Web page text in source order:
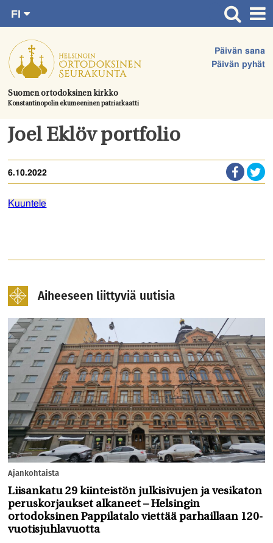
suoraan
sisältöön.
Suomen ortodoksinen kirkko
Konstantinopolin ekumeeninen patriarkaatti
Päivän sana
Päivän pyhät
FI
SV
EN
UA
Etusivu
Ajankohtaista
Juhlat & toimitukset
Kirkot
Tule mukaan
Hautausmaa
Joel Eklöv portfolio
6.10.2022
Kuuntele
Aiheeseen liittyviä uutisia
Ajankohtaista
Liisankatu 29 kiinteistön julkisivujen ja vesikaton
peruskorjaukset alkaneet – Helsingin
ortodoksinen Pappilatalo viettää parhaillaan 120-
vuotisjuhlavuotta